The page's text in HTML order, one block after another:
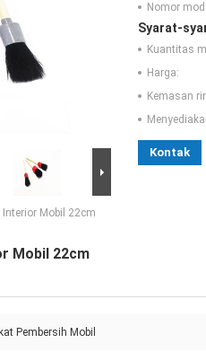
Interior Mobil 22cm
Nomor
Syarat-
Kuantitas
Harga:
Kemasan
Kontak
Mobil 22cm
Pembersih Mobil